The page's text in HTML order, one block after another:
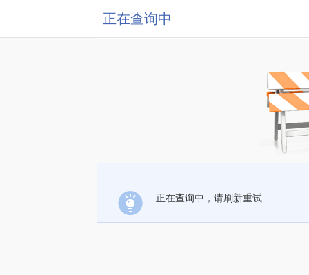
正在查询中
正在查询中，请刷新重试